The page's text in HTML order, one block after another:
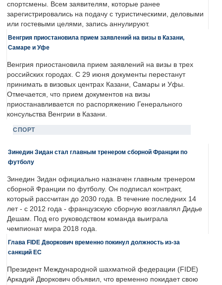
спортсмены. Всем заявителям, которые ранее
зарегистрировались на подачу с туристическими, деловыми
или гостевыми целями, запись аннулируют.
Венгрия приостановила прием заявлений на визы в Казани,
Самаре и Уфе
Венгрия приостановила прием заявлений на визы в трех
российских городах. С 29 июня документы перестанут
принимать в визовых центрах Казани, Самары и Уфы.
Отмечается, что прием документов на визы
приостанавливается по распоряжению Генерального
консульства Венгрии в Казани.
СПОРТ
Зинедин Зидан стал главным тренером сборной Франции по
футболу
Зинедин Зидан официально назначен главным тренером
сборной Франции по футболу. Он подписал контракт,
который рассчитан до 2030 года. В течение последних 14
лет - с 2012 года - французскую сборную возглавлял Дидье
Дешам. Под его руководством команда выиграла
чемпионат мира 2018 года.
Глава FIDE Дворкович временно покинул должность из-за
санкций ЕС
Президент Международной шахматной федерации (FIDE)
Аркадий Дворкович объявил, что временно покидает свою